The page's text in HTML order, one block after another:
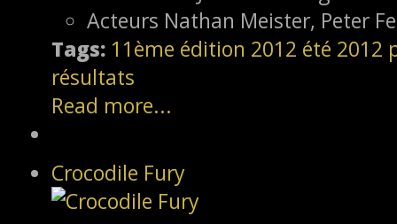
Acteurs Nathan Meister, Peter
Tags: 11ème édition 2012 été 2012
résultats
Read more...
Crocodile Fury